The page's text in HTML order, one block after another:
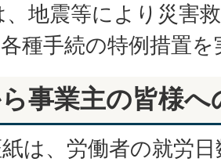
、地震等により災害
種手続の特例措置
事業主の皆様へ
は、労働者の就労